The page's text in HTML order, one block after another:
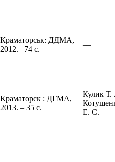
Краматорськ: ДДМА,
2012. –74 с.
––
Краматорск : ДГМА,
2013. – 35 с.
Кулик Т.
Е. С.